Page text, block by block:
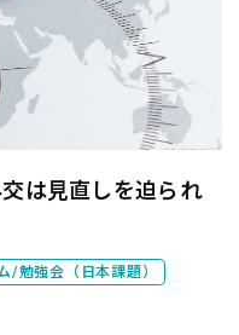
は見直しを迫られ
/勉強会（日本課題）